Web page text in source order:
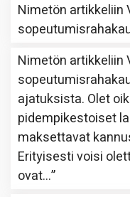
Nimetön artikkeliin
Nimetön artikkeliin
ajatuksista. Olet
pidempikestoiset
maksettavat
Erityisesti voisi
ovat…”